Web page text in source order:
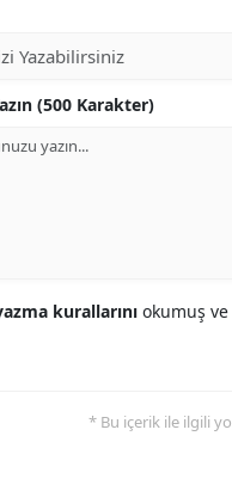
(500 Karakter)
kurallarını okumuş ve
* Bu içerik ile ilgili